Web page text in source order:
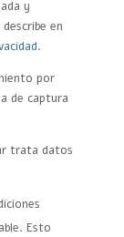
y
en
.
por
de captura
trata datos
Esto